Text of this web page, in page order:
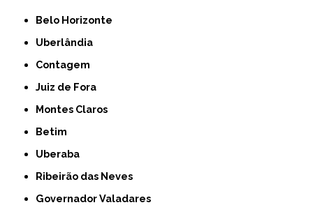
Belo Horizonte
Uberlândia
Contagem
Juiz de Fora
Montes Claros
Betim
Uberaba
Ribeirão das Neves
Governador Valadares